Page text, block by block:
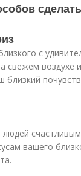
с
свежем воздухе
близкий
вашего